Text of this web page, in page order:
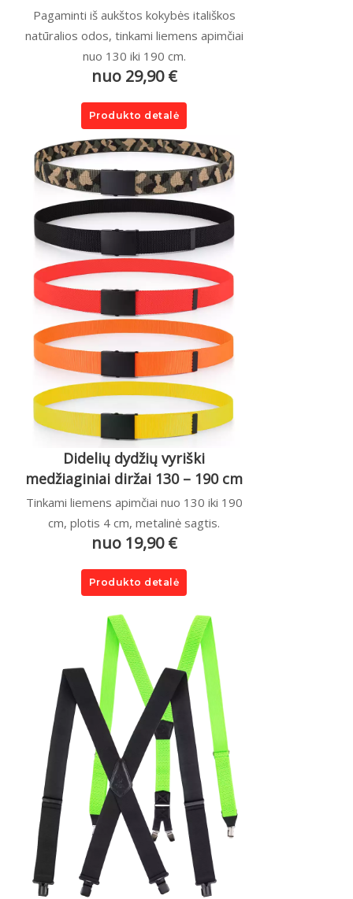
Pagaminti iš aukštos kokybės itališkos
natūralios odos, tinkami liemens apimčiai
nuo 130 iki 190 cm.
nuo 29,90 €
Produkto detalė
Didelių dydžių vyriški
medžiaginiai diržai 130 – 190 cm
Tinkami liemens apimčiai nuo 130 iki 190
cm, plotis 4 cm, metalinė sagtis.
nuo 19,90 €
Produkto detalė